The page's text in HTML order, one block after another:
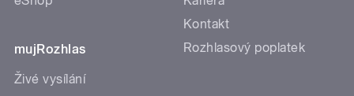
mujRozhlas
Živé vysílání
Kontakt
Rozhlasový poplatek